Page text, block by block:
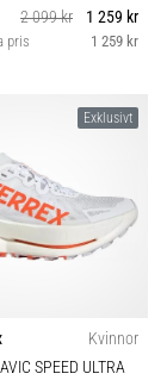
2 099 kr
1 259 kr
pris 1 259 kr
Exklusivt
Kvinnor
SPEED ULTRA